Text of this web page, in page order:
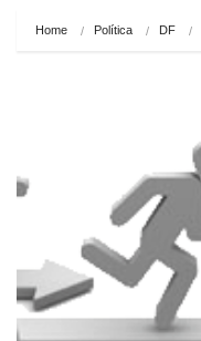
Home Política DF